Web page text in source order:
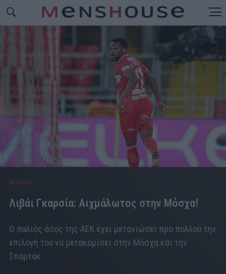
ΜΠΑΛΑ
Λιβάι Γκαρσία: Αιχμάλωτος στην Μόσχα!
Ο παλιός άσος της ΑΕΚ έχει μετανιώσει προ πολλού την
επιλογή του να μετακομίσει στην Μόσχα και την
Σπαρτάκ.